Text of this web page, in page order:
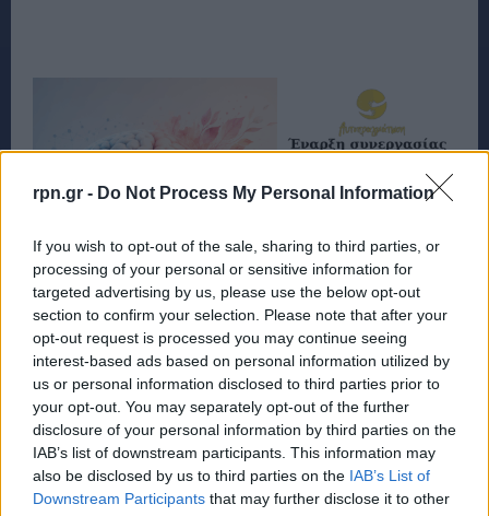
rpn.gr - Do Not Process My Personal Information
If you wish to opt-out of the sale, sharing to third parties, or
processing of your personal or sensitive information for
targeted advertising by us, please use the below opt-out
section to confirm your selection. Please note that after your
opt-out request is processed you may continue seeing
interest-based ads based on personal information utilized by
us or personal information disclosed to third parties prior to
your opt-out. You may separately opt-out of the further
disclosure of your personal information by third parties on the
IAB’s list of downstream participants. This information may
also be disclosed by us to third parties on the IAB’s List of
Downstream Participants that may further disclose it to other